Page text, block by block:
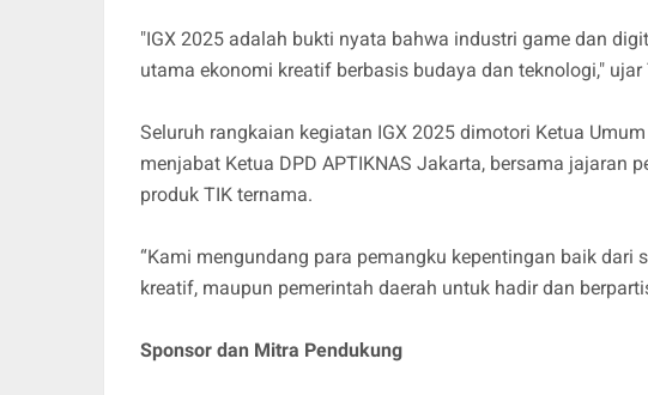
"IGX 2025 adalah bukti nyata bahwa industri game dan
utama ekonomi kreatif berbasis budaya dan teknologi," ujar
Seluruh rangkaian kegiatan IGX 2025 dimotori Ketua
menjabat Ketua DPD APTIKNAS Jakarta, bersama jajaran
produk TIK ternama.
“Kami mengundang para pemangku kepentingan baik
kreatif, maupun pemerintah daerah untuk hadir dan
Sponsor dan Mitra Pendukung